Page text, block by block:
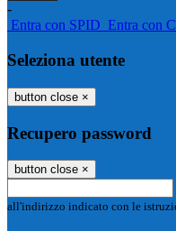
-
Entra con SPID Entra con
Seleziona utente
button close ×
Recupero password
button close ×
all'indirizzo indicato con le